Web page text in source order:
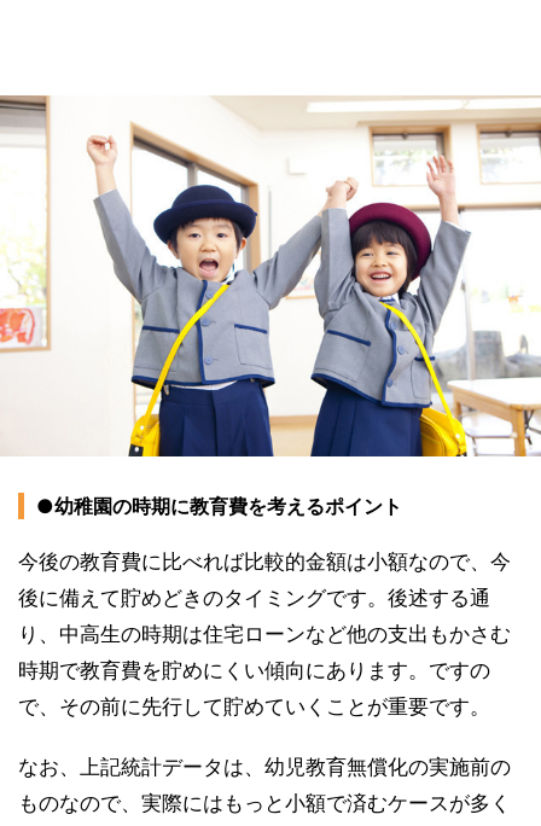
●幼稚園の時期に教育費を考えるポイント
今後の教育費に比べれば比較的金額は小額なので、今
後に備えて貯めどきのタイミングです。後述する通
り、中高生の時期は住宅ローンなど他の支出もかさむ
時期で教育費を貯めにくい傾向にあります。ですの
で、その前に先行して貯めていくことが重要です。
なお、上記統計データは、幼児教育無償化の実施前の
ものなので、実際にはもっと小額で済むケースが多く